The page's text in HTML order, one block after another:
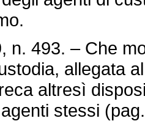
493. – Che
allegata
altresì
stessi